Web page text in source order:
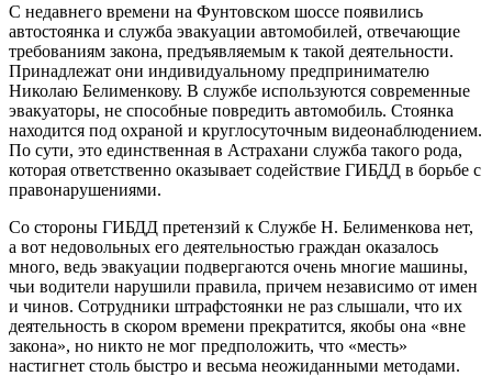
С недавнего времени на Фунтовском шоссе появились
автостоянка и служба эвакуации автомобилей, отвечающие
требованиям закона, предъявляемым к такой деятельности.
Принадлежат они индивидуальному предпринимателю
Николаю Белименкову. В службе используются современные
эвакуаторы, не способные повредить автомобиль. Стоянка
находится под охраной и круглосуточным видеонаблюдением.
По сути, это единственная в Астрахани служба такого рода,
которая ответственно оказывает содействие ГИБДД в борьбе с
правонарушениями.
Со стороны ГИБДД претензий к Службе Н. Белименкова нет,
а вот недовольных его деятельностью граждан оказалось
много, ведь эвакуации подвергаются очень многие машины,
чьи водители нарушили правила, причем независимо от имен
и чинов. Сотрудники штрафстоянки не раз слышали, что их
деятельность в скором времени прекратится, якобы она «вне
закона», но никто не мог предположить, что «месть»
настигнет столь быстро и весьма неожиданными методами.